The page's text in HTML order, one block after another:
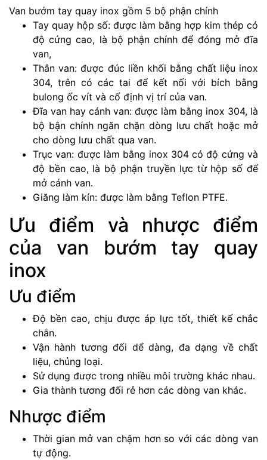
Van bướm tay quay inox gồm 5 bộ phận chính
Tay quay hộp số: được làm bằng hợp kim thép có
độ cứng cao, là bộ phận chính để đóng mở đĩa
van,
Thân van: được đúc liền khối bằng chất liệu inox
304, trên có các tai để kết nối với bích bằng
bulong ốc vít và cố định vị trí của van.
Đĩa van hay cánh van: được làm bằng inox 304, là
bộ bận chính ngăn chặn dòng lưu chất hoặc mở
cho dòng lưu chất qua van.
Trục van: được làm bằng inox 304 có độ cứng và
độ bền cao, là bộ phận truyền lực từ hộp số để
mở cánh van.
Giăng làm kín: được làm bằng Teflon PTFE.
Ưu điểm và nhược điểm
của van bướm tay quay
inox
Ưu điểm
Độ bền cao, chịu được áp lực tốt, thiết kế chắc
chắn.
Vận hành tương đối dể dàng, đa dạng về chất
liệu, chủng loại.
Sử dụng được trong nhiều môi trường khác nhau.
Gia thành tương đối rẻ hơn các dòng van khác.
Nhược điểm
Thời gian mở van chậm hơn so với các dòng van
tự động.